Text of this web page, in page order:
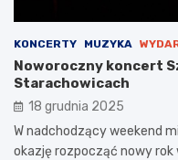
KONCERTY MUZYKA
Noworoczny koncert
Starachowicach
18 grudnia 2025
W nadchodzący weekend
okazję rozpocząć nowy rok